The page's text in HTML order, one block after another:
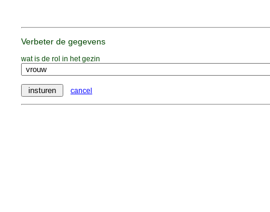
Verbeter de gegevens
wat is de rol in het gezin
cancel